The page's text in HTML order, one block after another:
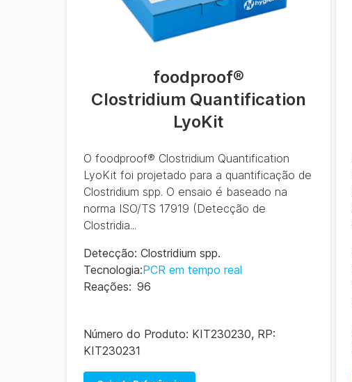
foodproof®
Clostridium Quantification
LyoKit
O foodproof® Clostridium Quantification
LyoKit foi projetado para a quantificação de
Clostridium spp. O ensaio é baseado na
norma ISO/TS 17919 (Detecção de
Clostridia...
Detecção: Clostridium spp.
Tecnologia:PCR em tempo real
Reações: 96
Número do Produto: KIT230230, RP:
KIT230231